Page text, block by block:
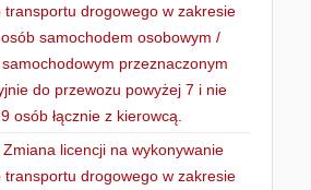
transportu drogowego w zakresie
samochodem osobowym /
przeznaczonym
do przewozu powyżej 7 i nie
osób łącznie z kierowcą.
licencji na wykonywanie
transportu drogowego w zakresie